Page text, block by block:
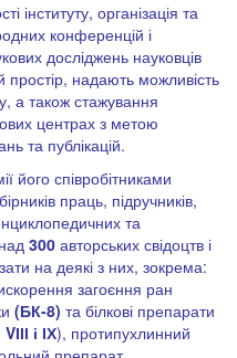
інституту, організація та
конференцій і
досліджень науковців
простір, надають можливість
а також стажування
центрах з метою
та публікацій.
його співробітниками
праць, підручників,
та
300 авторських свідоцтв і
на деякі з них, зокрема:
загоєння ран
(БК-8) та білкові препарати
VІІІ і ІХ), протипухлинний